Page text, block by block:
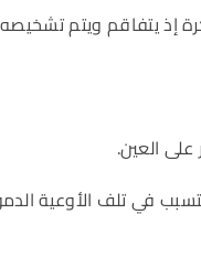
يتفاقم ويتم تشخيصه
العين.
في تلف الأوعية